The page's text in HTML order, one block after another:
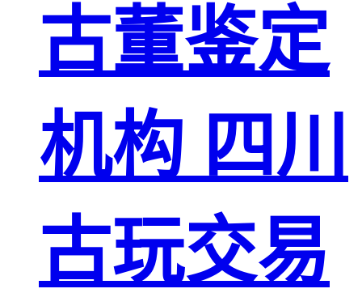
古董鉴定
机构 四川
古玩交易